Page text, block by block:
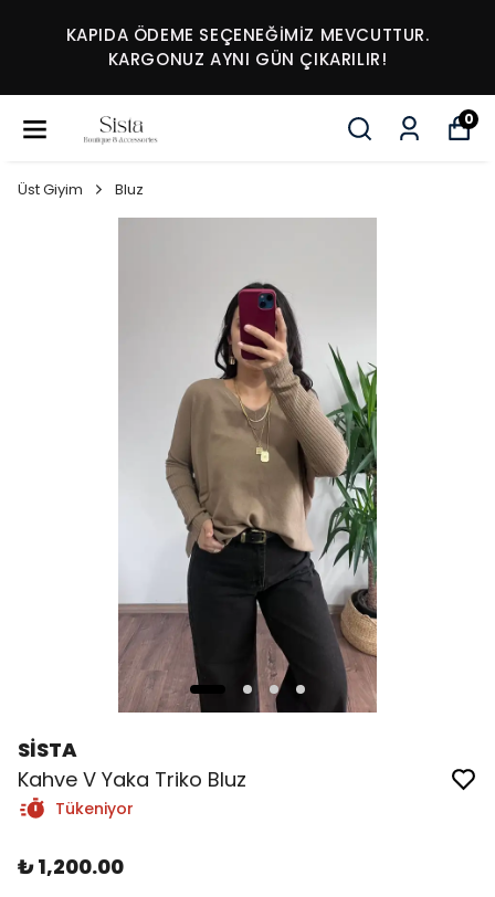
KAPIDA ÖDEME SEÇENEĞİMİZ MEVCUTTUR.
KARGONUZ AYNI GÜN ÇIKARILIR!
0
Üst Giyim Bluz
SİSTA
Kahve V Yaka Triko Bluz
Tükeniyor
₺ 1,200.00